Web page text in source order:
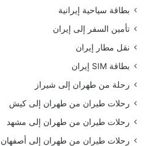
بطاقة سياحية إيرانية
تأمين السفر إلى إيران
نقل مطار إيران
بطاقة SIM إيران
رحلة من طهران إلى شيراز
رحلات طيران من طهران إلى كيش
رحلات طيران من طهران إلى مشهد
رحلات طيران من طهران إلى أصفهان